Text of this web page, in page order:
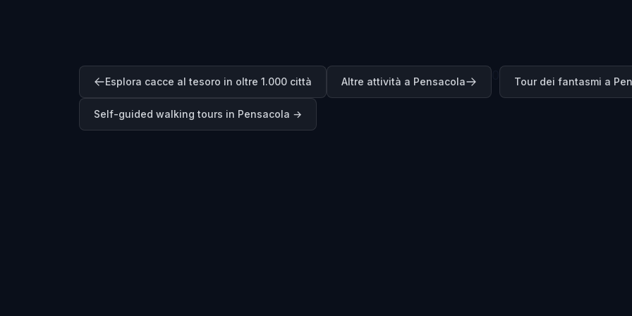
Esplora cacce al tesoro in oltre 1.000 città Altre attività a Pensacola Tour dei fantasmi a
Self-guided walking tours in Pensacola →